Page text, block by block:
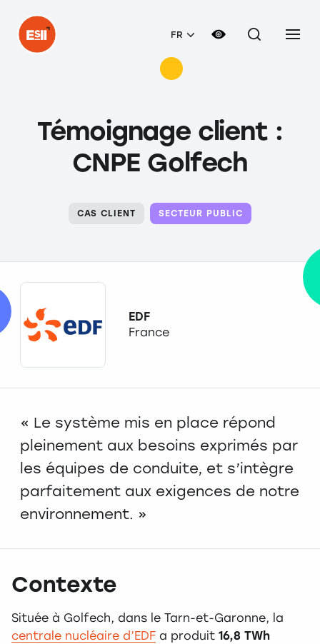
FR
Témoignage client :
CNPE Golfech
CAS CLIENT SECTEUR PUBLIC
EDF
France
« Le système mis en place répond
pleinement aux besoins exprimés par
les équipes de conduite, et s’intègre
parfaitement aux exigences de notre
environnement. »
Contexte
Située à Golfech, dans le Tarn-et-Garonne, la
centrale nucléaire d’EDF a produit 16,8 TWh